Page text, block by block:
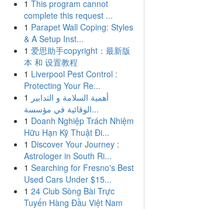
1 This program cannot
complete this request ...
1 Parapet Wall Coping: Styles
& A Setup Inst...
1 爱思助手copyright：最新版
本 和 设置教程
1 Liverpool Pest Control :
Protecting Your Re...
1 أهمية السلامة و التدابير
الوقائية في مؤسسة...
1 Doanh Nghiệp Trách Nhiệm
Hữu Hạn Kỹ Thuật Đi...
1 Discover Your Journey :
Astrologer in South Ri...
1 Searching for Fresno's Best
Used Cars Under $15...
1 24 Club Sòng Bài Trực
Tuyến Hàng Đầu Việt Nam